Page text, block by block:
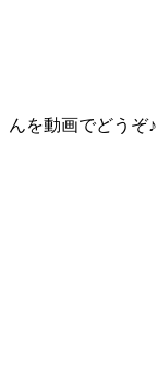
んを動画でどうぞ♪